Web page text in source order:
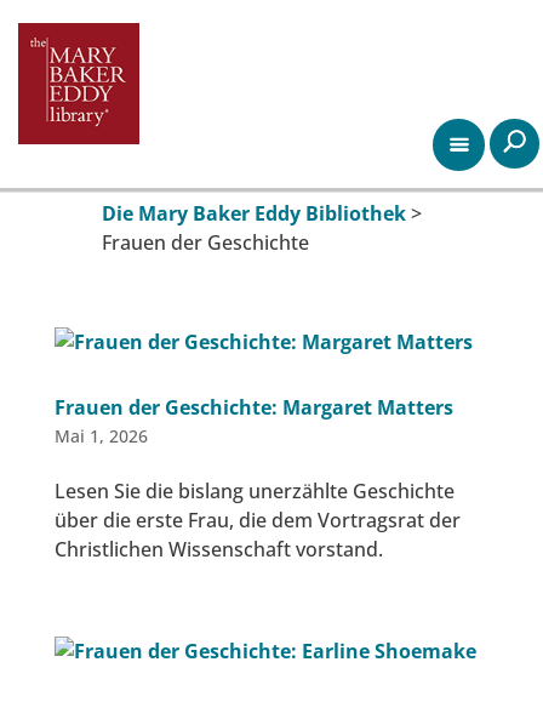
Die Mary Baker Eddy Bibliothek>
Frauen der Geschichte
Frauen der Geschichte: Margaret Matters
Mai 1, 2026
Lesen Sie die bislang unerzählte Geschichte
über die erste Frau, die dem Vortragsrat der
Christlichen Wissenschaft vorstand.